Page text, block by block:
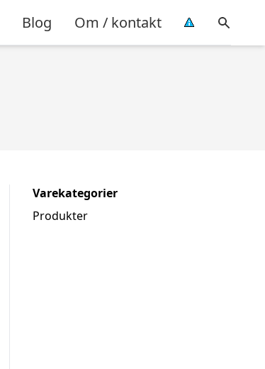
Blog Om / kontakt
Varekategorier
Produkter